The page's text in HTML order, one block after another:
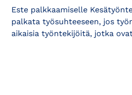
Este palkkaamiselle
palkata työsuhteeseen, jos
aikaisia työntekijöitä, jotka